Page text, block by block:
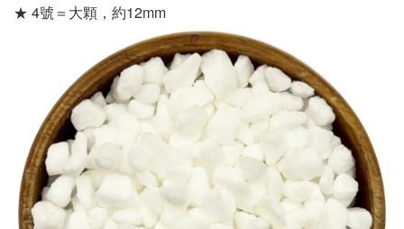
★ 4號＝大顆，約12mm